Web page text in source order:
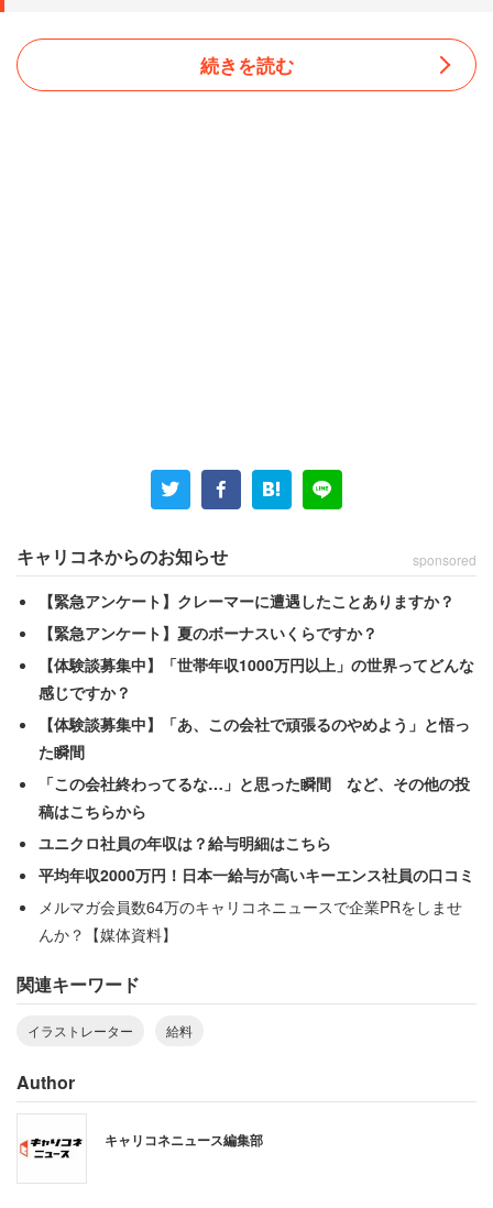
頑張って描いているのに…
ャプチャを掲載している。それによれば、アイコン画像の
依頼をした結果、先方からは「アイコンサイズなら1100
円からです」「お支払いはペイパルでお願いしたいです」
続きを読む
キャリコネからのお知らせ sponsored
【緊急アンケート】クレーマーに遭遇したことありますか？
【緊急アンケート】夏のボーナスいくらですか？
【体験談募集中】「世帯年収1000万円以上」の世界ってどんな
感じですか？
【体験談募集中】「あ、この会社で頑張るのやめよう」と悟っ
た瞬間
「この会社終わってるな…」と思った瞬間 など、その他の投
稿はこちらから
ユニクロ社員の年収は？給与明細はこちら
平均年収2000万円！日本一給与が高いキーエンス社員の口コミ
メルマガ会員数64万のキャリコネニュースで企業PRをしませ
んか？【媒体資料】
関連キーワード
イラストレーター 給料
Author
キャリコネニュース編集部